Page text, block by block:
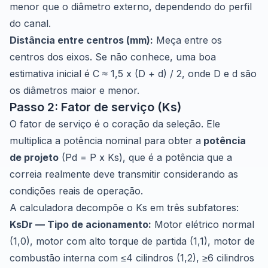
menor que o diâmetro externo, dependendo do perfil
do canal.
Distância entre centros (mm): Meça entre os
centros dos eixos. Se não conhece, uma boa
estimativa inicial é C ≈ 1,5 x (D + d) / 2, onde D e d são
os diâmetros maior e menor.
Passo 2: Fator de serviço (Ks)
O fator de serviço é o coração da seleção. Ele
multiplica a potência nominal para obter a potência
de projeto (Pd = P x Ks), que é a potência que a
correia realmente deve transmitir considerando as
condições reais de operação.
A calculadora decompõe o Ks em três subfatores:
KsDr — Tipo de acionamento: Motor elétrico normal
(1,0), motor com alto torque de partida (1,1), motor de
combustão interna com ≤4 cilindros (1,2), ≥6 cilindros